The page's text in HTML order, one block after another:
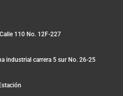
110 No. 12F-227
industrial carrera 5 sur No. 26-25